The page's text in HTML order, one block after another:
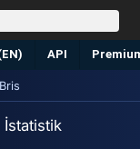
API
İstatistik